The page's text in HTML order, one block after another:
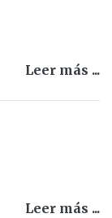
Leer más ...
Leer más ...